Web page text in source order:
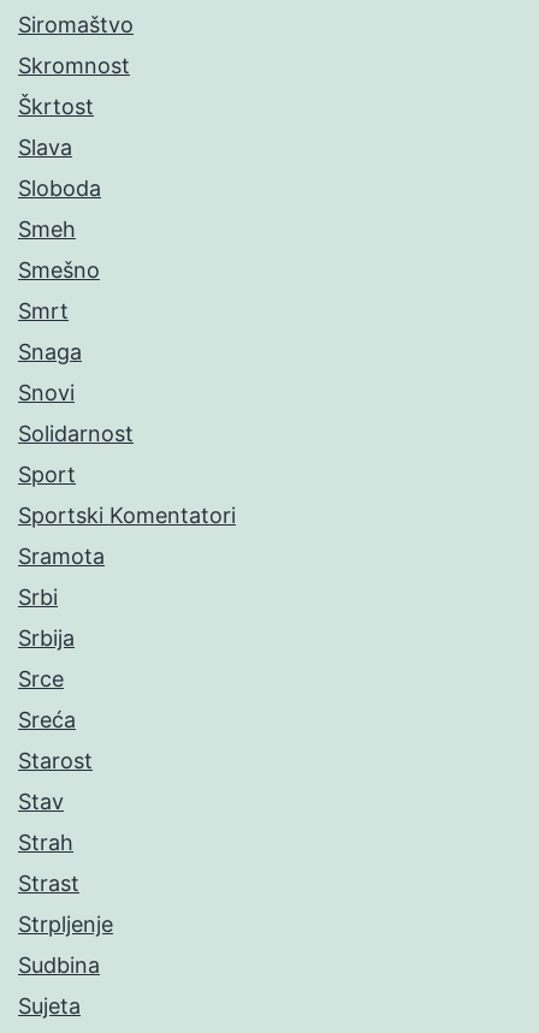
Siromaštvo
Skromnost
Škrtost
Slava
Sloboda
Smeh
Smešno
Smrt
Snaga
Snovi
Solidarnost
Sport
Sportski Komentatori
Sramota
Srbi
Srbija
Srce
Sreća
Starost
Stav
Strah
Strast
Strpljenje
Sudbina
Sujeta